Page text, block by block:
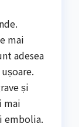
mai
adesea
și
mai
embolia.